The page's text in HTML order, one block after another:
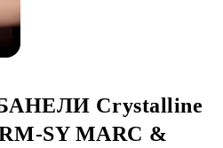
Crystalline
SY MARC &